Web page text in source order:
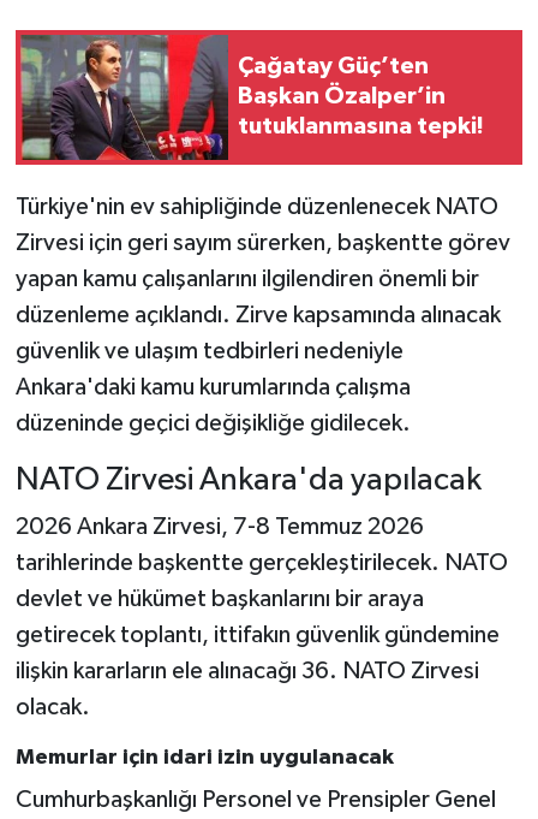
Çağatay Güç’ten
Başkan Özalper’in
tutuklanmasına tepki!
Türkiye'nin ev sahipliğinde düzenlenecek NATO
Zirvesi için geri sayım sürerken, başkentte görev
yapan kamu çalışanlarını ilgilendiren önemli bir
düzenleme açıklandı. Zirve kapsamında alınacak
güvenlik ve ulaşım tedbirleri nedeniyle
Ankara'daki kamu kurumlarında çalışma
düzeninde geçici değişikliğe gidilecek.
NATO Zirvesi Ankara'da yapılacak
2026 Ankara Zirvesi, 7-8 Temmuz 2026
tarihlerinde başkentte gerçekleştirilecek. NATO
devlet ve hükümet başkanlarını bir araya
getirecek toplantı, ittifakın güvenlik gündemine
ilişkin kararların ele alınacağı 36. NATO Zirvesi
olacak.
Memurlar için idari izin uygulanacak
Cumhurbaşkanlığı Personel ve Prensipler Genel